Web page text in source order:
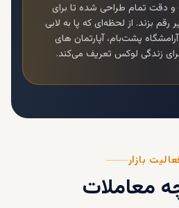
و دقت تمام طراحی شده تا برای
رقم بزند. از لحظه‌ای که پا به لابی
پشت‌بام، آپارتمان های
زندگی لوکس تعریف می‌کند.
بازار
معاملات